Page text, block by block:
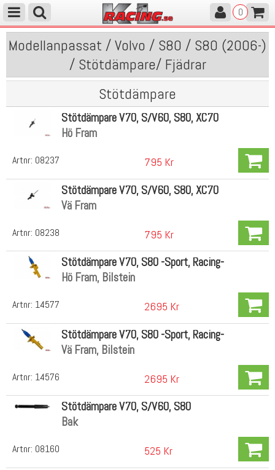
0
Modellanpassat / Volvo / S80 / S80 (2006-)
/ Stötdämpare/ Fjädrar
Stötdämpare
Artnr: 08237
Stötdämpare V70, S/V60, S80, XC70
Hö Fram
795 Kr
Artnr: 08238
Stötdämpare V70, S/V60, S80, XC70
Vä Fram
795 Kr
Artnr: 14577
Stötdämpare V70, S80 -Sport, Racing-
Hö Fram, Bilstein
2695 Kr
Artnr: 14576
Stötdämpare V70, S80 -Sport, Racing-
Vä Fram, Bilstein
2695 Kr
Artnr: 08160
Stötdämpare V70, S/V60, S80
Bak
525 Kr